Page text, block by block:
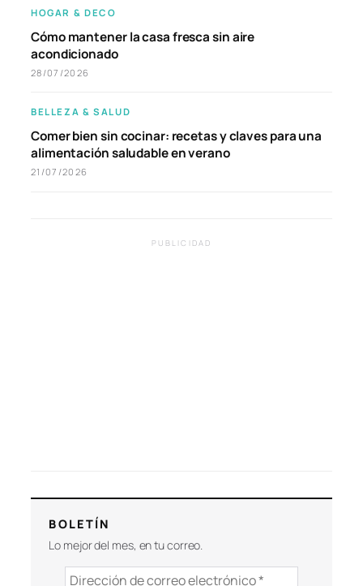
HOGAR & DECO
Cómo mantener la casa fresca sin aire
acondicionado
28/07/2026
BELLEZA & SALUD
Comer bien sin cocinar: recetas y claves para una
alimentación saludable en verano
21/07/2026
PUBLICIDAD
BOLETÍN
Lo mejor del mes, en tu correo.